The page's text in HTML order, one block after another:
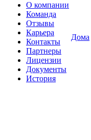
О компании
Команда
Отзывы
Карьера
Контакты
Партнеры
Лицензии
Документы
История
Дома